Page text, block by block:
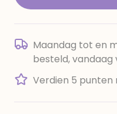
Maandag tot en
besteld, vandaag
Verdien 5